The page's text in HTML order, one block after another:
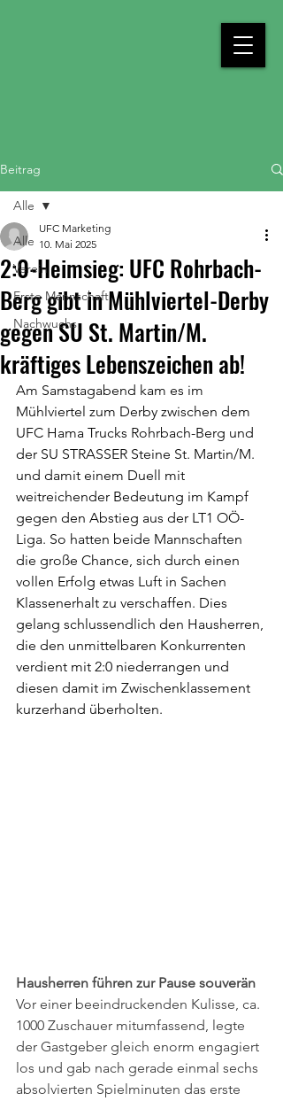
Beitrag
Alle
Verein
Erste Mannschaft
Nachwuchs
Alle
2:0-Heimsieg: UFC Rohrbach-
Berg gibt in Mühlviertel-Derby
gegen SU St. Martin/M.
kräftiges Lebenszeichen ab!
UFC Marketing
10. Mai 2025
Am Samstagabend kam es im
Mühlviertel zum Derby zwischen dem
UFC Hama Trucks Rohrbach-Berg und
der SU STRASSER Steine St. Martin/M.
und damit einem Duell mit
weitreichender Bedeutung im Kampf
gegen den Abstieg aus der LT1 OÖ-
Liga. So hatten beide Mannschaften
die große Chance, sich durch einen
vollen Erfolg etwas Luft in Sachen
Klassenerhalt zu verschaffen. Dies
gelang schlussendlich den Hausherren,
die den unmittelbaren Konkurrenten
verdient mit 2:0 niederrangen und
diesen damit im Zwischenklassement
kurzerhand überholten.
Hausherren führen zur Pause souverän
Vor einer beeindruckenden Kulisse, ca.
1000 Zuschauer mitumfassend, legte
der Gastgeber gleich enorm engagiert
los und gab nach gerade einmal sechs
absolvierten Spielminuten das erste